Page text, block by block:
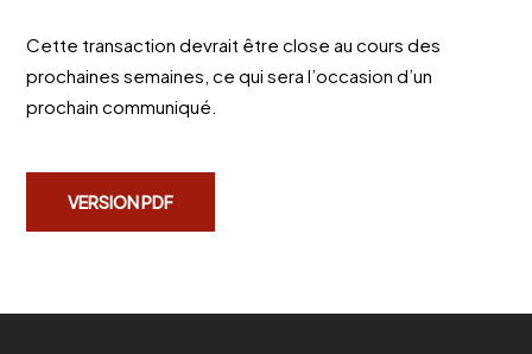
Cette transaction devrait être close au cours des
prochaines semaines, ce qui sera l’occasion d’un
prochain communiqué.
VERSION PDF